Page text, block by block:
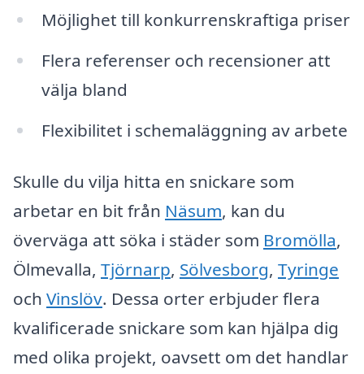
Möjlighet till konkurrenskraftiga priser
Flera referenser och recensioner att
välja bland
Flexibilitet i schemaläggning av arbete
Skulle du vilja hitta en snickare som
arbetar en bit från Näsum, kan du
överväga att söka i städer som Bromölla,
Ölmevalla, Tjörnarp, Sölvesborg, Tyringe
och Vinslöv. Dessa orter erbjuder flera
kvalificerade snickare som kan hjälpa dig
med olika projekt, oavsett om det handlar